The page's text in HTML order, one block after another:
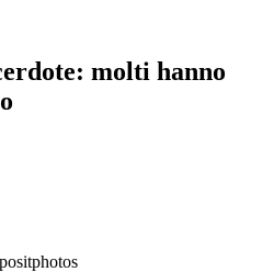
molti hanno